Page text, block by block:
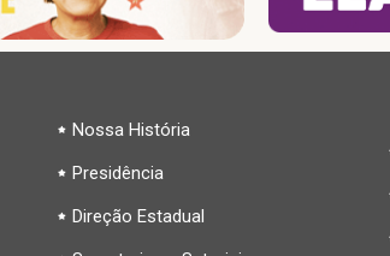
Nossa História
Presidência
Direção Estadual